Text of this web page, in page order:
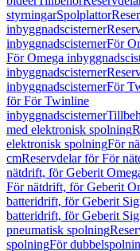
styrningarSpolplattor
inbyggnadscisterner
inbyggnadscisternerFör
För Omega
inbyggnadscisterner
inbyggnadscisternerFör
för För Twinline
inbyggnadscisterner
med elektronisk spolning
elektronisk spolningFör
cmReservdelar för För
nätdrift, för Geberit
För nätdrift, för Geberit
batteridrift, för Geberit
batteridrift, för Geberit
pneumatisk spolning
spolningFör